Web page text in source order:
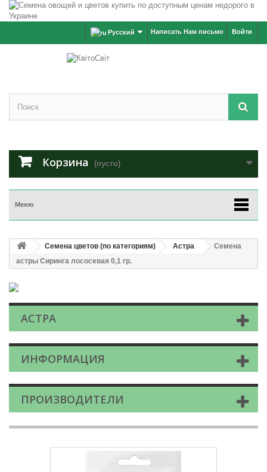
Войти
Написать Нам письмо
Русский
Корзина (пусто)
Меню
Семена цветов (по категориям) Астра
Семена
астры Сиринга лососевая 0,1 гр.
АСТРА
ИНФОРМАЦИЯ
ПРОИЗВОДИТЕЛИ